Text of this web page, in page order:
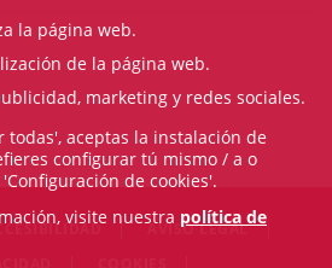
AVISO LEGAL
la página web.
de la página web.
marketing y redes sociales.
todas', aceptas la instalación de
configurar tú mismo / a o
de cookies'.
visite nuestra política de